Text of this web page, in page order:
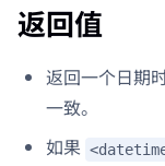
返回值
返回一个日期
一致。
如果